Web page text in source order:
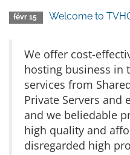
févr 15 Welcome to
We offer cost-
hosting business in
services from
Private Servers and
and we beliedable
high quality and
disregarded high